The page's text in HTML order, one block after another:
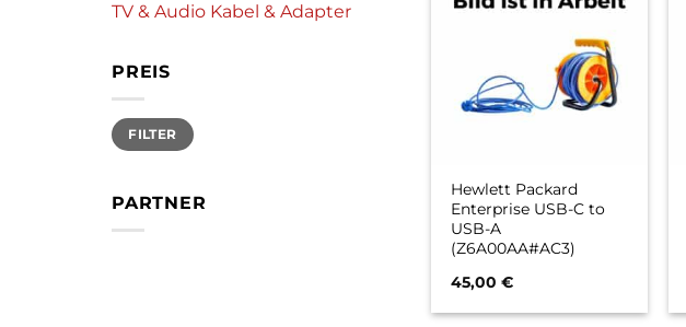
TV & Audio Kabel & Adapter
PREIS
Min.
Preis
Max.
PreisFILTER
PARTNER
Hewlett Packard
Enterprise USB-C to
USB-A
(Z6A00AA#AC3)
45,00 €